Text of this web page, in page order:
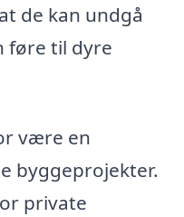
de kan undgå
føre til dyre
være en
byggeprojekter.
private